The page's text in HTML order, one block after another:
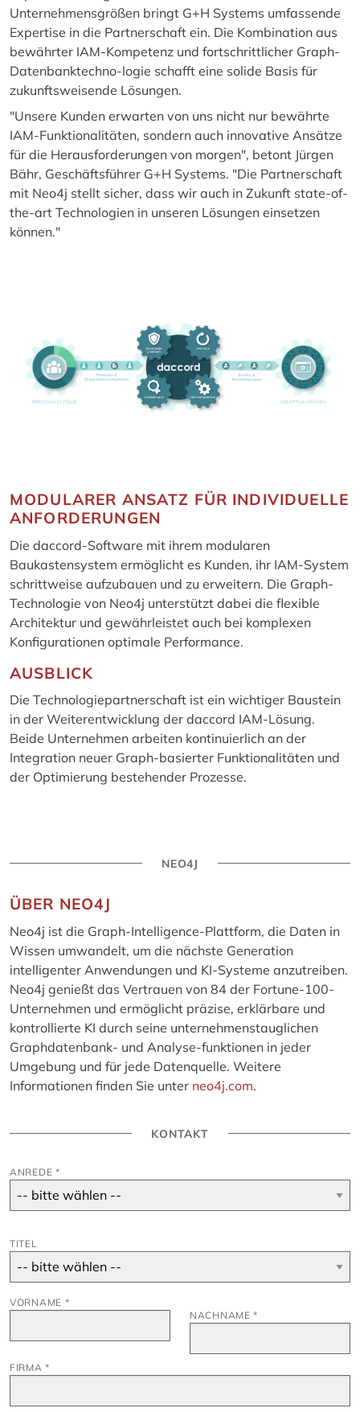
Unternehmensgrößen bringt G+H Systems umfassende
Expertise in die Partnerschaft ein. Die Kombination aus
bewährter IAM-Kompetenz und fortschrittlicher Graph-
Datenbanktechno-logie schafft eine solide Basis für
zukunftsweisende Lösungen.
"Unsere Kunden erwarten von uns nicht nur bewährte
IAM-Funktionalitäten, sondern auch innovative Ansätze
für die Herausforderungen von morgen", betont Jürgen
Bähr, Geschäftsführer G+H Systems. "Die Partnerschaft
mit Neo4j stellt sicher, dass wir auch in Zukunft state-of-
the-art Technologien in unseren Lösungen einsetzen
können."
MODULARER ANSATZ FÜR INDIVIDUELLE
ANFORDERUNGEN
Die daccord-Software mit ihrem modularen
Baukastensystem ermöglicht es Kunden, ihr IAM-System
schrittweise aufzubauen und zu erweitern. Die Graph-
Technologie von Neo4j unterstützt dabei die flexible
Architektur und gewährleistet auch bei komplexen
Konfigurationen optimale Performance.
AUSBLICK
Die Technologiepartnerschaft ist ein wichtiger Baustein
in der Weiterentwicklung der daccord IAM-Lösung.
Beide Unternehmen arbeiten kontinuierlich an der
Integration neuer Graph-basierter Funktionalitäten und
der Optimierung bestehender Prozesse.
NEO4J
ÜBER NEO4J
Neo4j ist die Graph-Intelligence-Plattform, die Daten in
Wissen umwandelt, um die nächste Generation
intelligenter Anwendungen und KI-Systeme anzutreiben.
Neo4j genießt das Vertrauen von 84 der Fortune-100-
Unternehmen und ermöglicht präzise, erklärbare und
kontrollierte KI durch seine unternehmenstauglichen
Graphdatenbank- und Analyse-funktionen in jeder
Umgebung und für jede Datenquelle. Weitere
Informationen finden Sie unter neo4j.com.
KONTAKT
ANREDE*
TITEL
VORNAME *
NACHNAME*
FIRMA*